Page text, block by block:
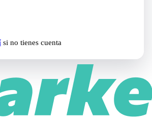
si no tienes cuenta